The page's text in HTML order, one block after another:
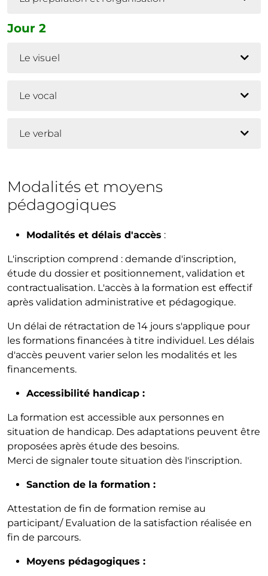
Jour 2
Le visuel
Le vocal
Le verbal
Modalités et moyens
pédagogiques
Modalités et délais d'accès :
L'inscription comprend : demande d'inscription,
étude du dossier et positionnement, validation et
contractualisation. L'accès à la formation est effectif
après validation administrative et pédagogique.
Un délai de rétractation de 14 jours s'applique pour
les formations financées à titre individuel. Les délais
d'accès peuvent varier selon les modalités et les
financements.
Accessibilité handicap :
La formation est accessible aux personnes en
situation de handicap. Des adaptations peuvent être
proposées après étude des besoins.
Merci de signaler toute situation dès l'inscription.
Sanction de la formation :
Attestation de fin de formation remise au
participant/ Evaluation de la satisfaction réalisée en
fin de parcours.
Moyens pédagogiques :